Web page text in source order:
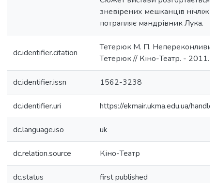
зневірених мешканців
потрапляє мандрівник Лука.
dc.identifier.citation
Тетерюк М. П. Непереконливий
Тетерюк // Кіно-Театр. - 2011.
dc.identifier.issn 1562-3238
dc.identifier.uri https://ekmair.ukma.edu.ua/
dc.language.iso uk
dc.relation.source Кіно-Театр
dc.status first published